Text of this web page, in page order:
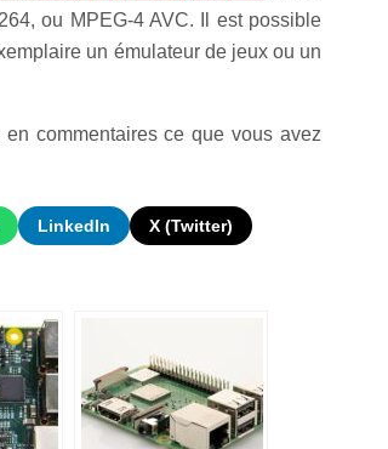
ou MPEG-4 AVC. Il est possible
un émulateur de jeux ou un
commentaires ce que vous avez
LinkedIn X (Twitter)